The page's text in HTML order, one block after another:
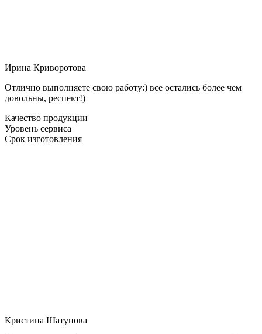
Ирина Криворотова
Отлично выполняете свою работу:) все остались более чем
довольны, респект!)
Качество продукции
Уровень сервиса
Срок изготовления
Кристина Шатунова